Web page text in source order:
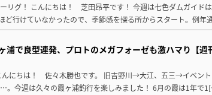
リグ！ こんにちは！ 芝田昂平です！ 今週は七色ダムガイド
ど行けていなかったので、季節感を探る所からスタート。例年
浦で良型連発、プロトのメガフォーゼも激ハマり【週
にちは！ 佐々木勝也です。 旧吉野川→大江、五三→イベント
。今週は久々の霞ヶ浦釣行を楽しみました！ 6月の霞は1年で